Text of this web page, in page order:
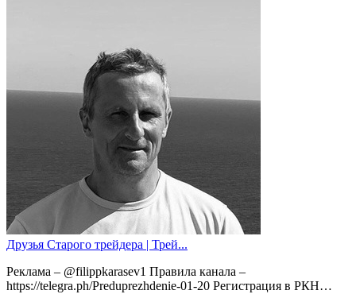
Друзья Старого трейдера | Трей...
Реклама – @filippkarasev1 Правила канала –
https://telegra.ph/Preduprezhdenie-01-20 Регистрация в РКН…